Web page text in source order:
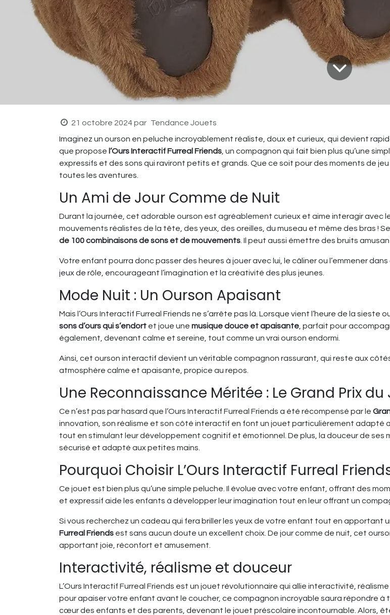
21 octobre 2024 par Tendance Jouets
Imaginez un ourson en peluche incroyablement réaliste, doux et curieux, qui devient
que propose l’Ours Interactif Furreal Friends , un compagnon qui fait bien plus qu’une
expressifs et des sons qui raviront petits et grands. Que ce soit pour des moments de
toutes les aventures.
Un Ami de Jour Comme de Nuit
Durant la journée, cet adorable ourson est agréablement curieux et aime interagir avec
mouvements réalistes de la tête, des yeux, des oreilles, du museau et même des bras !
de 100 combinaisons de sons et de mouvements . Il peut aussi émettre des bruits
Votre enfant pourra donc passer des heures à jouer avec lui, le câliner ou l’emmener
jeux de rôle, encourageant l’imagination et la créativité des plus jeunes.
Mode Nuit : Un Ourson Apaisant
Mais l’Ours Interactif Furreal Friends ne s’arrête pas là. Lorsque vient l’heure de la sieste
sons d’ours qui s’endort et joue une musique douce et apaisante , parfait pour
également, devenant calme et sereine, tout comme un vrai ourson endormi.
Ainsi, cet ourson interactif devient un véritable compagnon rassurant, qui reste aux
atmosphère calme et apaisante, propice au repos.
Une Reconnaissance Méritée : Le Grand Prix du
Ce n’est pas par hasard que l’Ours Interactif Furreal Friends a été récompensé par le
innovation, son réalisme et son côté interactif en font un jouet particulièrement adapté
tout en stimulant leur développement cognitif et émotionnel. De plus, la douceur de
sécurisé et adapté aux petites mains.
Pourquoi Choisir L’Ours Interactif Furreal
Ce jouet est bien plus qu’une simple peluche. Il évolue avec votre enfant, offrant des
et expressif aide les enfants à développer leur imagination tout en leur offrant un
Si vous recherchez un cadeau qui fera briller les yeux de votre enfant tout en apportant
Furreal Friends est sans aucun doute un excellent choix. De jour comme de nuit, cet
apportant joie, réconfort et amusement.
Interactivité, réalisme et douceur
L’Ours Interactif Furreal Friends est un jouet révolutionnaire qui allie interactivité,
pour apaiser votre enfant avant le coucher, ce compagnon incroyable saura répondre à
cœur des enfants et des parents, devenant le jouet préscolaire incontournable. Alors,